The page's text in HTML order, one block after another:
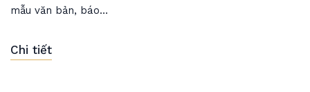
mẫu văn bản, báo…
Chi tiết